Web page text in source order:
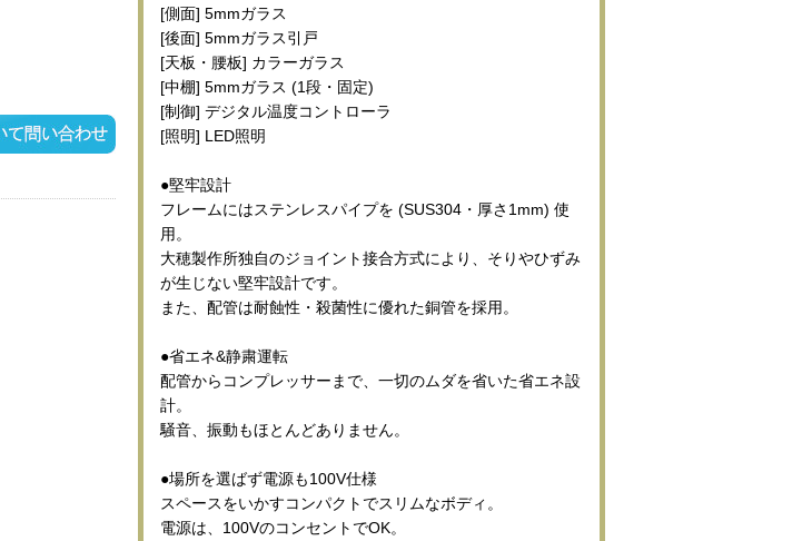
[側面] 5mmガラス
[後面] 5mmガラス引戸
[天板・腰板] カラーガラス
[中棚] 5mmガラス (1段・固定)
[制御] デジタル温度コントローラ
[照明] LED照明
●堅牢設計
フレームにはステンレスパイプを (SUS304・厚さ1mm) 使
用。
大穂製作所独自のジョイント接合方式により、そりやひずみ
が生じない堅牢設計です。
また、配管は耐蝕性・殺菌性に優れた銅管を採用。
●省エネ&静粛運転
配管からコンプレッサーまで、一切のムダを省いた省エネ設
計。
騒音、振動もほとんどありません。
●場所を選ばず電源も100V仕様
スペースをいかすコンパクトでスリムなボディ。
電源は、100VのコンセントでOK。